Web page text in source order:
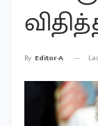
By Editor-A